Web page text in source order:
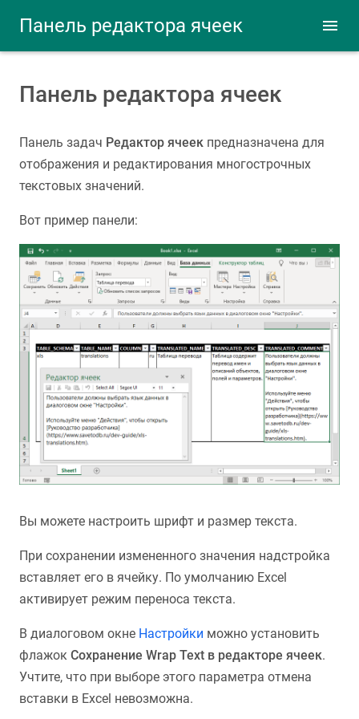
Панель редактора ячеек
Панель редактора ячеек
Панель задач Редактор ячеек предназначена для
отображения и редактирования многострочных
текстовых значений.
Вот пример панели:
Вы можете настроить шрифт и размер текста.
При сохранении измененного значения надстройка
вставляет его в ячейку. По умолчанию Excel
активирует режим переноса текста.
В диалоговом окне Настройки можно установить
флажок Сохранение Wrap Text в редакторе ячеек.
Учтите, что при выборе этого параметра отмена
вставки в Excel невозможна.